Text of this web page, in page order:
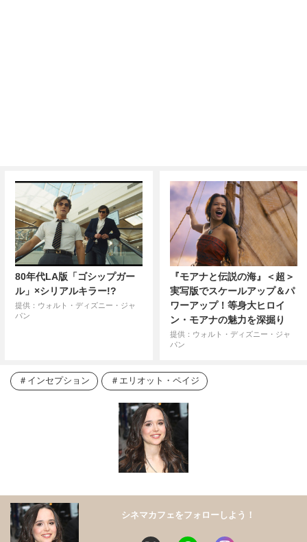
80年代LA版「ゴシップガー
ル」×シリアルキラー!?
提供：ウォルト・ディズニー・ジャ
パン
『モアナと伝説の海』＜超＞
実写版でスケールアップ＆パ
ワーアップ！等身大ヒロイ
ン・モアナの魅力を深掘り
提供：ウォルト・ディズニー・ジャ
パン
インセプション エリオット・ペイジ
シネマカフェをフォローしよう！